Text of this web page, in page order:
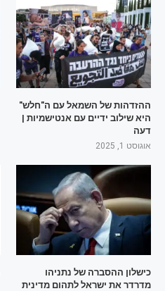
ההזדהות של השמאל עם ה"חלש"
היא שילוב ידיים עם אנטישמיות |
דעה
אוגוסט 1, 2025
כישלון ההסברה של נתניהו
מדרדר את ישראל לתהום מדינית